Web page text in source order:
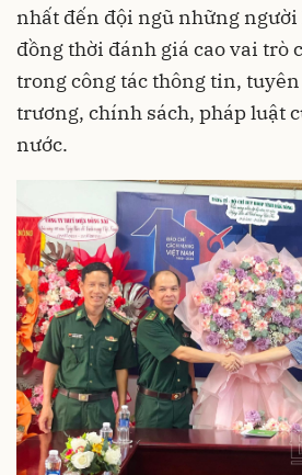
nhất đến đội ngũ những
đồng thời đánh giá cao vai trò
trong công tác thông tin,
trương, chính sách, pháp luật
nước.